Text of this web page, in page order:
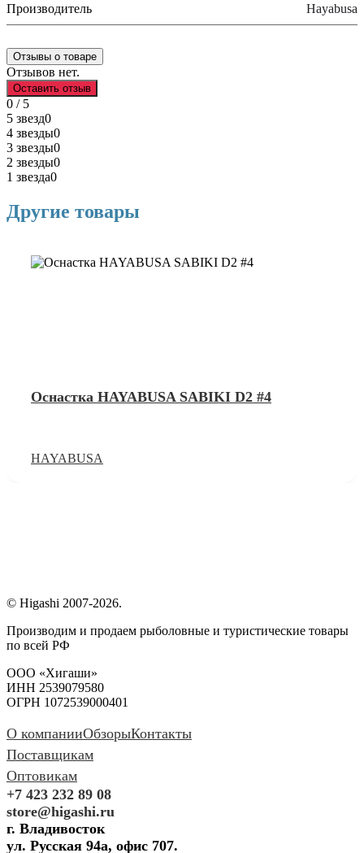
Производитель Hayabusa
Отзывы о товаре
Отзывов нет.
Оставить отзыв
0 / 5
5 звезд0
4 звезды0
3 звезды0
2 звезды0
1 звезда0
Другие товары
Оснастка HAYABUSA SABIKI D2 #4
HAYABUSA
© Higashi 2007-2026.
Производим и продаем рыболовные и туристические товары
по всей РФ
ООО «Хигаши»
ИНН 2539079580
ОГРН 1072539000401
О компанииОбзорыКонтакты
Поставщикам
Оптовикам
+7 423 232 89 08
store@higashi.ru
г. Владивосток
ул. Русская 94а, офис 707.